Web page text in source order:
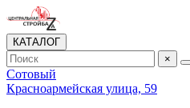
КАТАЛОГ
×
Сотовый
Красноармейская улица, 59